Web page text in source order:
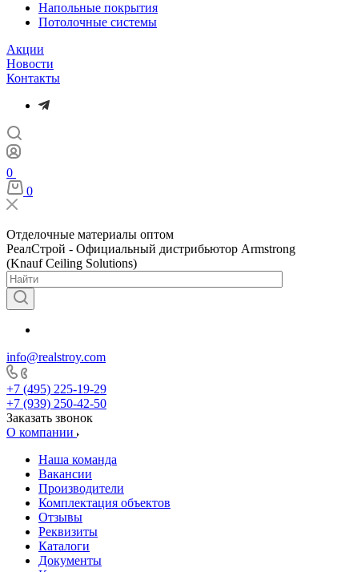
Напольные покрытия
Потолочные системы
Акции
Новости
Контакты
0
0
Отделочные материалы оптом
РеалСтрой - Официальный дистрибьютор Armstrong
(Knauf Ceiling Solutions)
info@realstroy.com
+7 (495) 225-19-29
+7 (939) 250-42-50
Заказать звонок
О компании
Наша команда
Вакансии
Производители
Комплектация объектов
Отзывы
Реквизиты
Каталоги
Документы